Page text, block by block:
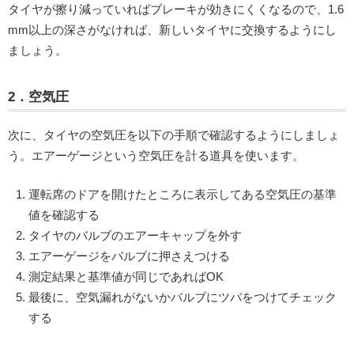
タイヤが擦り減っていればブレーキが効きにくくなるので、1.6
mm以上の深さがなければ、新しいタイヤに交換するようにし
ましょう。
2．空気圧
次に、タイヤの空気圧を以下の手順で確認するようにしましょ
う。エアーゲージという空気圧を計る道具を使います。
運転席のドアを開けたところに表示してある空気圧の基準
値を確認する
タイヤのバルブのエアーキャップを外す
エアーゲージをバルブに押さえつける
測定結果と基準値が同じであればOK
最後に、空気漏れがないかバルブにツバをつけてチェック
する